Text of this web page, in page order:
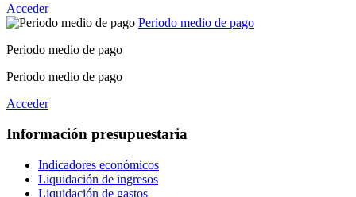
Acceder
Periodo medio de pago
Periodo medio de pago
Periodo medio de pago
Acceder
Información presupuestaria
Indicadores económicos
Liquidación de ingresos
Liquidación de gastos